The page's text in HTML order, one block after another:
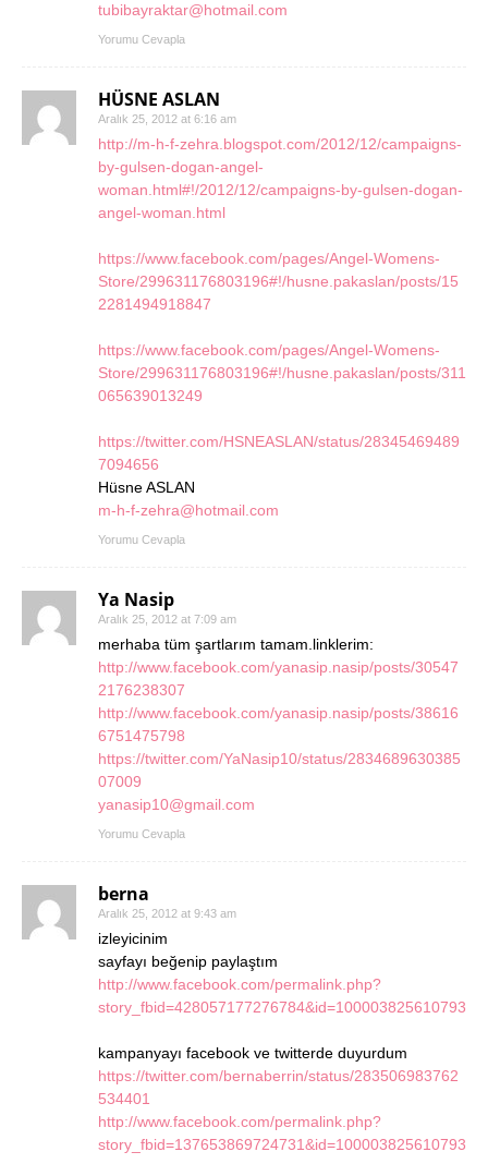
tubibayraktar@hotmail.com
Yorumu Cevapla
HÜSNE ASLAN
Aralık 25, 2012 at 6:16 am
http://m-h-f-zehra.blogspot.com/2012/12/campaigns-
by-gulsen-dogan-angel-
woman.html#!/2012/12/campaigns-by-gulsen-dogan-
angel-woman.html
https://www.facebook.com/pages/Angel-Womens-
Store/299631176803196#!/husne.pakaslan/posts/15
2281494918847
https://www.facebook.com/pages/Angel-Womens-
Store/299631176803196#!/husne.pakaslan/posts/311
065639013249
https://twitter.com/HSNEASLAN/status/28345469489
7094656
Hüsne ASLAN
m-h-f-zehra@hotmail.com
Yorumu Cevapla
Ya Nasip
Aralık 25, 2012 at 7:09 am
merhaba tüm şartlarım tamam.linklerim:
http://www.facebook.com/yanasip.nasip/posts/30547
2176238307
http://www.facebook.com/yanasip.nasip/posts/38616
6751475798
https://twitter.com/YaNasip10/status/2834689630385
07009
yanasip10@gmail.com
Yorumu Cevapla
berna
Aralık 25, 2012 at 9:43 am
izleyicinim
sayfayı beğenip paylaştım
http://www.facebook.com/permalink.php?
story_fbid=428057177276784&id=100003825610793
kampanyayı facebook ve twitterde duyurdum
https://twitter.com/bernaberrin/status/283506983762
534401
http://www.facebook.com/permalink.php?
story_fbid=137653869724731&id=100003825610793